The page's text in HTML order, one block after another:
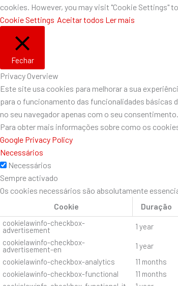
cookies. However, you may visit "Cookie Settings"
Cookie Settings Aceitar todos Ler mais
Fechar
Privacy Overview
Este site usa cookies para melhorar a sua
para o funcionamento das funcionalidades básicas
no seu navegador apenas com o seu
Para obter mais informações sobre como os
Google Privacy Policy
Necessários
Necessários
Sempre activado
Os cookies necessários são absolutamente
Cookie
Duração
cookielawinfo-checkbox-
advertisement 1 year
cookielawinfo-checkbox-
advertisement-en 1 year
cookielawinfo-checkbox-analytics
11 months
cookielawinfo-checkbox-functional
11 months